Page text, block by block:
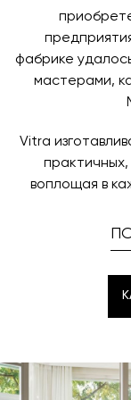
фабрике
мастерами,
Vitra
воплощая в